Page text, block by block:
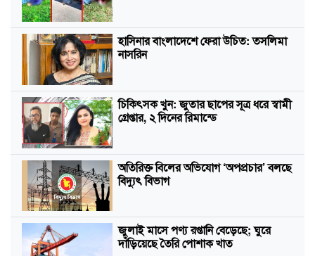
হাসিনার বাংলাদেশে ফেরা উচিত: তসলিমা
নাসরিন
চিকিৎসক খুন: জুতার ছাপের সূত্র ধরে স্বামী
গ্রেপ্তার, ২ দিনের রিমান্ডে
অতিরিক্ত বিলের অভিযোগ ‘অপপ্রচার’ বলছে
বিদ্যুৎ বিভাগ
জুলাই মাসে পণ্য রপ্তানি বেড়েছে; ঘুরে
দাঁড়িয়েছে তৈরি পোশাক খাত